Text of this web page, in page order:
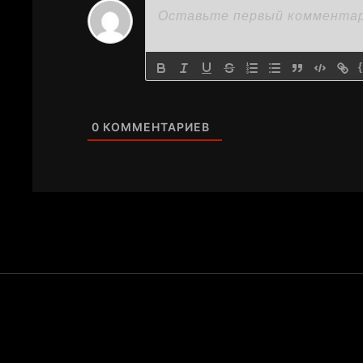
0 КОММЕНТАРИЕВ